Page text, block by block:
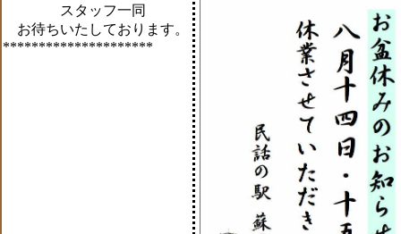
スタッフ一同
お待ちいたしております。
*********************